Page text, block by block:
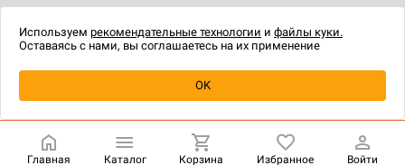
Уведомить о наличии
технологии.
Главная Каталог Корзина Избранное Войти
Используем рекомендательные технологии и файлы куки.
Оставаясь с нами, вы соглашаетесь на их применение
OK